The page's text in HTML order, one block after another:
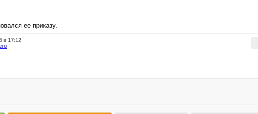
ее приказу.
в 17:12